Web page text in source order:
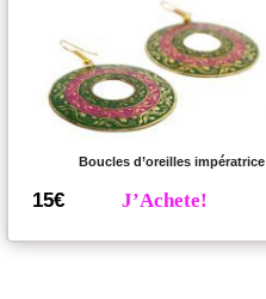
Boucles d’oreilles impératrice
15€ J’Achete!